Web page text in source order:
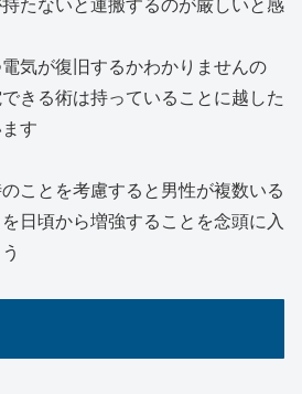
気が復旧するかわかりませんの
きる術は持っていることに越した
す
ことを考慮すると男性が複数いる
日頃から増強することを念頭に入